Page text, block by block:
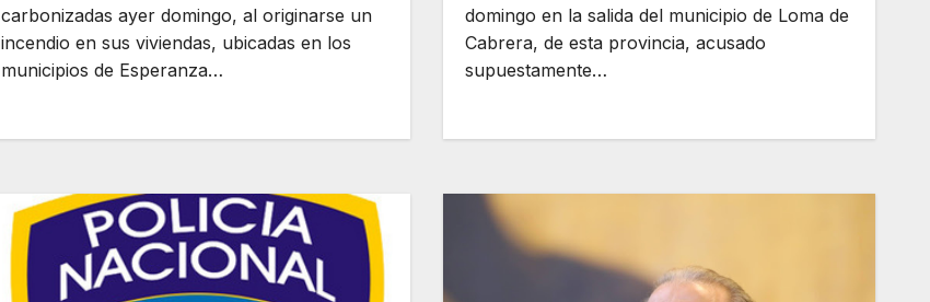
carbonizadas ayer domingo, al originarse un
incendio en sus viviendas, ubicadas en los
municipios de Esperanza…
domingo en la salida del municipio de Loma de
Cabrera, de esta provincia, acusado
supuestamente…